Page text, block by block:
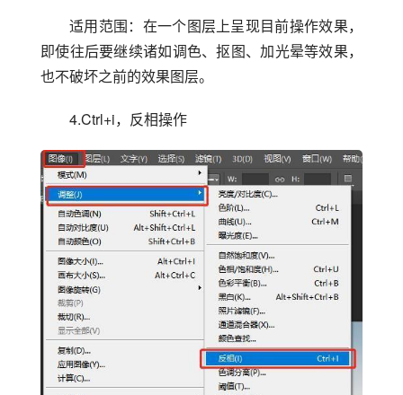
适用范围：在一个图层上呈现目前操作效果，
即使往后要继续诸如调色、抠图、加光晕等效果，
也不破坏之前的效果图层。
4.Ctrl+i，反相操作